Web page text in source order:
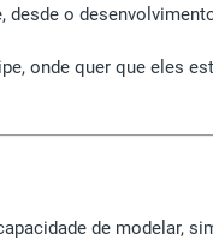
o
onde quer que eles
de modelar,